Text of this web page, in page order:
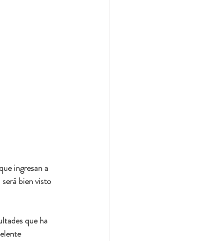
ingresan a
bien visto
que ha